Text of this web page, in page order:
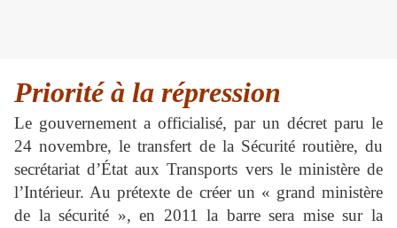
Priorité à la répression
Le gouvernement a officialisé, par un décret paru le
24 novembre, le transfert de la Sécurité routière, du
secrétariat d’État aux Transports vers le ministère de
l’Intérieur. Au prétexte de créer un « grand ministère
de la sécurité », en 2011 la barre sera mise sur la